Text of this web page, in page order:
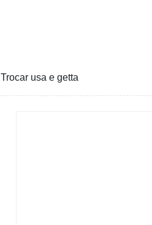
Trocar usa e getta